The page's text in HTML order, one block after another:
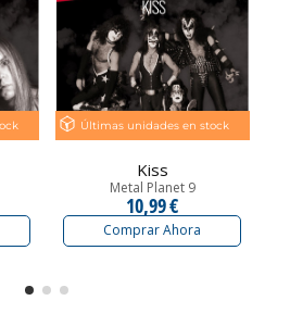
Últimas unidades en stock
Kiss
Metal Planet 9
10,99 €
Comprar Ahora